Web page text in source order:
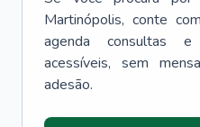
Martinópolis, conte
agenda consultas
acessíveis, sem
adesão.